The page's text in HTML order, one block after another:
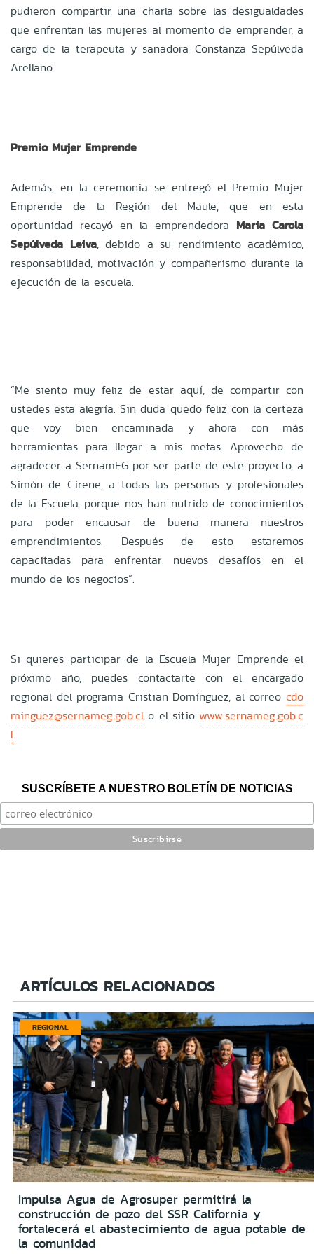
pudieron compartir una charla sobre las desigualdades
que enfrentan las mujeres al momento de emprender, a
cargo de la terapeuta y sanadora Constanza Sepúlveda
Arellano.
Premio Mujer Emprende
Además, en la ceremonia se entregó el Premio Mujer
Emprende de la Región del Maule, que en esta
oportunidad recayó en la emprendedora María Carola
Sepúlveda Leiva, debido a su rendimiento académico,
responsabilidad, motivación y compañerismo durante la
ejecución de la escuela.
“Me siento muy feliz de estar aquí, de compartir con
ustedes esta alegría. Sin duda quedo feliz con la certeza
que voy bien encaminada y ahora con más
herramientas para llegar a mis metas. Aprovecho de
agradecer a SernamEG por ser parte de este proyecto, a
Simón de Cirene, a todas las personas y profesionales
de la Escuela, porque nos han nutrido de conocimientos
para poder encausar de buena manera nuestros
emprendimientos. Después de esto estaremos
capacitadas para enfrentar nuevos desafíos en el
mundo de los negocios”.
Si quieres participar de la Escuela Mujer Emprende el
próximo año, puedes contactarte con el encargado
regional del programa Cristian Domínguez, al correo cdo
minguez@sernameg.gob.cl o el sitio www.sernameg.gob.c
l
SUSCRÍBETE A NUESTRO BOLETÍN DE NOTICIAS
ARTÍCULOS RELACIONADOS
REGIONAL
Impulsa Agua de Agrosuper permitirá la
construcción de pozo del SSR California y
fortalecerá el abastecimiento de agua potable de
la comunidad